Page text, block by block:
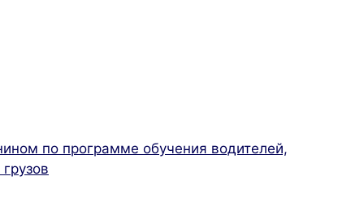
по программе обучения водителей,